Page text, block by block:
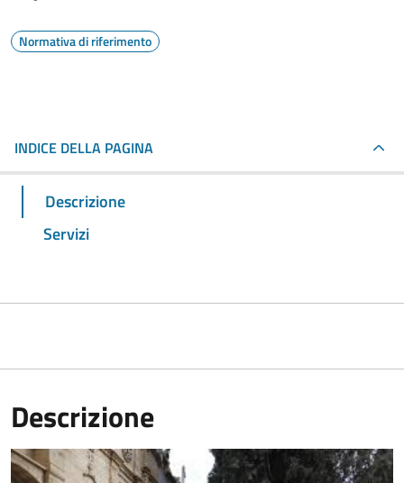
Normativa di riferimento
INDICE DELLA PAGINA
Descrizione
Servizi
Descrizione